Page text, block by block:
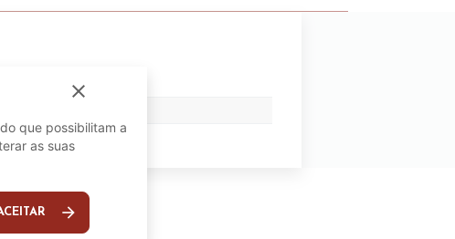
close
que possibilitam a
as suas
arrow_forward